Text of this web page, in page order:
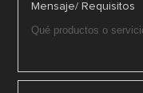
Mensaje/ Requisitos